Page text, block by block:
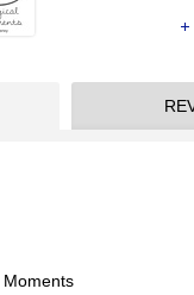
Moments